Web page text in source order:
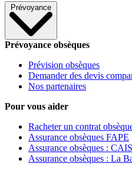
Prévoyance
Prévoyance obsèques
Prévision obsèques
Demander des devis
Nos partenaires
Pour vous aider
Racheter un contrat
Assurance obsèques FAPE
Assurance obsèques :
Assurance obsèques : La